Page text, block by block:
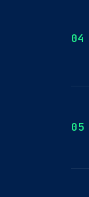
04
05